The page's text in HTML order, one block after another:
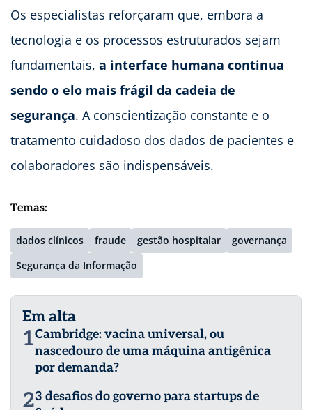
Os especialistas reforçaram que, embora a
tecnologia e os processos estruturados sejam
fundamentais, a interface humana continua
sendo o elo mais frágil da cadeia de
segurança. A conscientização constante e o
tratamento cuidadoso dos dados de pacientes e
colaboradores são indispensáveis.
Temas:
dados clínicos fraude gestão hospitalar
governança
Segurança da Informação
Em alta
1Cambridge: vacina universal, ou
nascedouro de uma máquina antigênica
por demanda?
23 desafios do governo para startups de